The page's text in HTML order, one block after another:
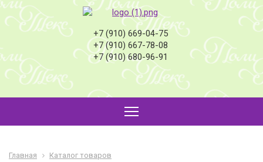
+7 (910) 669-04-75
+7 (910) 667-78-08
+7 (910) 680-96-91
Главная
Каталог товаров